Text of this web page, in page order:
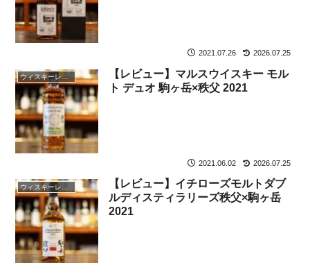
2021.07.26 2026.07.25
ウィスキーレビュー
【レビュー】マルスウイスキー モル
ト デュオ 駒ヶ岳×秩父 2021
2021.06.02 2026.07.25
【レビュー】イチローズモルトダブ
ルディスティラリーズ秩父×駒ヶ岳
2021